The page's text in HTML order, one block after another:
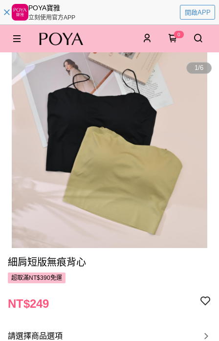
POYA寶雅
立刻使用官方APP
開啟APP
0
1/6
細肩短版無痕背心
超取滿NT$390免運
NT$249
請選擇商品選項